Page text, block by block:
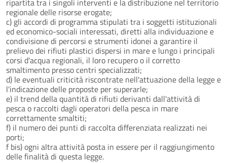
regionale delle risorse erogate;
c) gli accordi di programma stipulati tra i soggetti istituzionali
ed economico-sociali interessati, diretti alla individuazione e
condivisione di percorsi e strumenti idonei a garantire il
prelievo dei rifiuti plastici dispersi in mare e lungo i principali
corsi d'acqua regionali, il loro recupero o il corretto
smaltimento presso centri specializzati;
d) le eventuali criticità riscontrate nell'attuazione della legge e
l'indicazione delle proposte per superarle;
e) il trend della quantità di rifiuti derivanti dall'attività di
pesca o raccolti dagli operatori della pesca in mare
correttamente smaltiti;
f) il numero dei punti di raccolta differenziata realizzati nei
porti;
f bis) ogni altra attività posta in essere per il raggiungimento
delle finalità di questa legge.